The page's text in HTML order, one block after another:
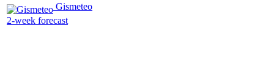
Gismeteo
2-week forecast